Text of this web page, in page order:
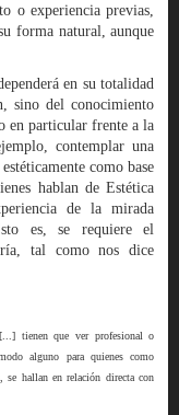
o experiencia previas,
forma natural, aunque
en su totalidad
sino del conocimiento
en particular frente a la
contemplar una
como base
hablan de Estética
de la mirada
es, se requiere el
tal como nos dice
tienen que ver profesional o
alguno para quienes como
se hallan en relación directa con